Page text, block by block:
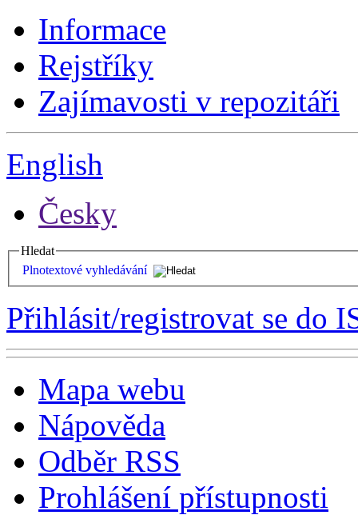
Informace
Rejstříky
Zajímavosti v repozitáři
English
Česky
Hledat
Plnotextové vyhledávání
Přihlásit/registrovat se do
Mapa webu
Nápověda
Odběr RSS
Prohlášení přístupnosti